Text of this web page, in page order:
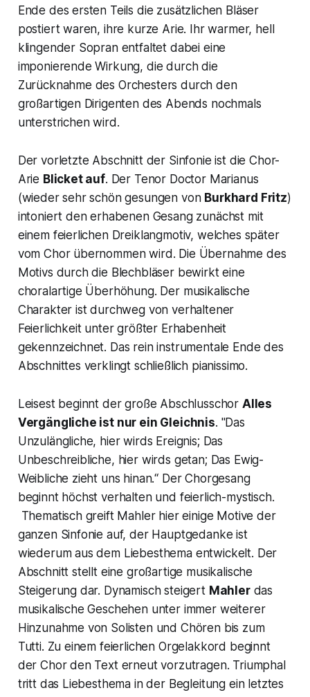
Ende des ersten Teils die zusätzlichen Bläser
postiert waren, ihre kurze Arie. Ihr warmer, hell
klingender Sopran entfaltet dabei eine
imponierende Wirkung, die durch die
Zurücknahme des Orchesters durch den
großartigen Dirigenten des Abends nochmals
unterstrichen wird.
Der vorletzte Abschnitt der Sinfonie ist die Chor-
Arie Blicket auf. Der Tenor Doctor Marianus
(wieder sehr schön gesungen von Burkhard Fritz)
intoniert den erhabenen Gesang zunächst mit
einem feierlichen Dreiklangmotiv, welches später
vom Chor übernommen wird. Die Übernahme des
Motivs durch die Blechbläser bewirkt eine
choralartige Überhöhung. Der musikalische
Charakter ist durchweg von verhaltener
Feierlichkeit unter größter Erhabenheit
gekennzeichnet. Das rein instrumentale Ende des
Abschnittes verklingt schließlich pianissimo.
Leisest beginnt der große Abschlusschor Alles
Vergängliche ist nur ein Gleichnis. "Das
Unzulängliche, hier wirds Ereignis; Das
Unbeschreibliche, hier wirds getan; Das Ewig-
Weibliche zieht uns hinan.“ Der Chorgesang
beginnt höchst verhalten und feierlich-mystisch.
Thematisch greift Mahler hier einige Motive der
ganzen Sinfonie auf, der Hauptgedanke ist
wiederum aus dem Liebesthema entwickelt. Der
Abschnitt stellt eine großartige musikalische
Steigerung dar. Dynamisch steigert Mahlerdas
musikalische Geschehen unter immer weiterer
Hinzunahme von Solisten und Chören bis zum
Tutti. Zu einem feierlichen Orgelakkord beginnt
der Chor den Text erneut vorzutragen. Triumphal
tritt das Liebesthema in der Begleitung ein letztes